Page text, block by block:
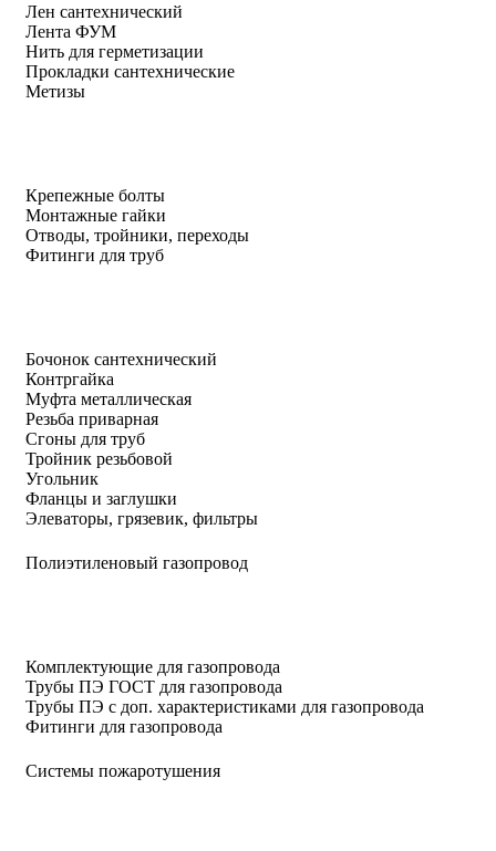
Лен сантехнический
Лента ФУМ
Нить для герметизации
Прокладки сантехнические
Метизы
Крепежные болты
Монтажные гайки
Отводы, тройники, переходы
Фитинги для труб
Бочонок сантехнический
Контргайка
Муфта металлическая
Резьба приварная
Сгоны для труб
Тройник резьбовой
Угольник
Фланцы и заглушки
Элеваторы, грязевик, фильтры
Полиэтиленовый газопровод
Комплектующие для газопровода
Трубы ПЭ ГОСТ для газопровода
Трубы ПЭ с доп. характеристиками для газопровода
Фитинги для газопровода
Системы пожаротушения